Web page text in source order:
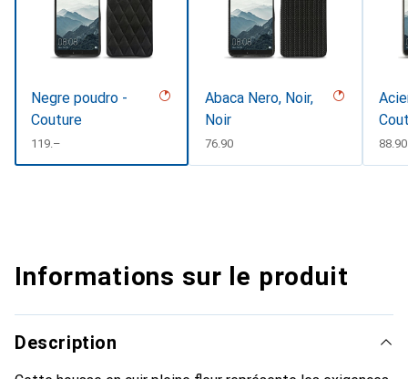
Negre poudro -
Couture
CHF
119.–
Abaca Nero, Noir,
Noir
CHF
76.90 CHF
88.90
Informations sur le produit
Description